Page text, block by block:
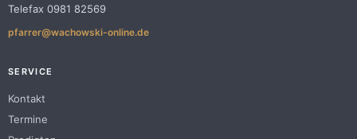
Telefax 0981 82569
pfarrer@wachowski-online.de
SERVICE
Kontakt
Termine